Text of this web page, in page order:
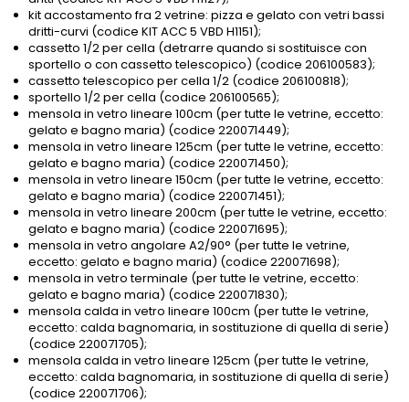
kit accostamento fra 2 vetrine: pizza e gelato con vetri bassi
dritti-curvi (codice KIT ACC 5 VBD H1151);
cassetto 1/2 per cella (detrarre quando si sostituisce con
sportello o con cassetto telescopico) (codice 206100583);
cassetto telescopico per cella 1/2 (codice 206100818);
sportello 1/2 per cella (codice 206100565);
mensola in vetro lineare 100cm (per tutte le vetrine, eccetto:
gelato e bagno maria) (codice 220071449);
mensola in vetro lineare 125cm (per tutte le vetrine, eccetto:
gelato e bagno maria) (codice 220071450);
mensola in vetro lineare 150cm (per tutte le vetrine, eccetto:
gelato e bagno maria) (codice 220071451);
mensola in vetro lineare 200cm (per tutte le vetrine, eccetto:
gelato e bagno maria) (codice 220071695);
mensola in vetro angolare A2/90° (per tutte le vetrine,
eccetto: gelato e bagno maria) (codice 220071698);
mensola in vetro terminale (per tutte le vetrine, eccetto:
gelato e bagno maria) (codice 220071830);
mensola calda in vetro lineare 100cm (per tutte le vetrine,
eccetto: calda bagnomaria, in sostituzione di quella di serie)
(codice 220071705);
mensola calda in vetro lineare 125cm (per tutte le vetrine,
eccetto: calda bagnomaria, in sostituzione di quella di serie)
(codice 220071706);